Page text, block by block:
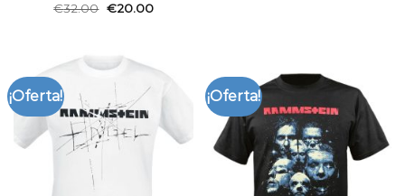
€32.00 €20.00
¡Oferta! ¡Oferta!